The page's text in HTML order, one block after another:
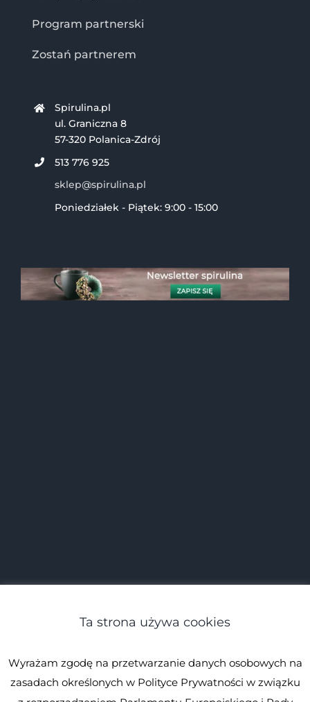
Program partnerski
Zostań partnerem
Spirulina.pl
ul. Graniczna 8
57-320 Polanica-Zdrój
513 776 925
sklep@spirulina.pl
Poniedziałek - Piątek: 9:00 - 15:00
Ta strona używa cookies
Wyrażam zgodę na przetwarzanie danych osobowych na
zasadach określonych w Polityce Prywatności w związku